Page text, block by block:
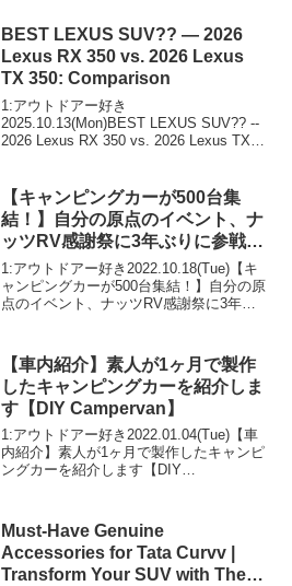
RAV4・カローラクロス・キックス・ア
リ...
BEST LEXUS SUV?? — 2026
Lexus RX 350 vs. 2026 Lexus
TX 350: Comparison
1:アウトドアー好き
2025.10.13(Mon)BEST LEXUS SUV?? --
2026 Lexus RX 350 vs. 2026 Lexus TX
【キャンピングカーが500台集
結！】自分の原点のイベント、ナ
ッツRV感謝祭に3年ぶりに参戦し
てきました！
1:アウトドアー好き2022.10.18(Tue)【キ
ャンピングカーが500台集結！】自分の原
点のイベント、ナッツRV感謝祭に3年ぶ
アー好き2022.10.18(Tu...
【車内紹介】素人が1ヶ月で製作
したキャンピングカーを紹介しま
す【DIY Campervan】
1:アウトドアー好き2022.01.04(Tue)【車
内紹介】素人が1ヶ月で製作したキャンピ
ングカーを紹介します【DIY
2022.01.04(Tue)この動画...
Must-Have Genuine
Accessories for Tata Curvv |
Transform Your SUV with These